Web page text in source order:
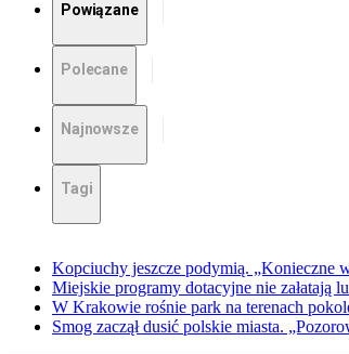
Powiązane
Polecane
Najnowsze
Tagi
Kopciuchy jeszcze podymią. „Konieczne
Miejskie programy dotacyjne nie załatają
W Krakowie rośnie park na terenach
Smog zaczął dusić polskie miasta.